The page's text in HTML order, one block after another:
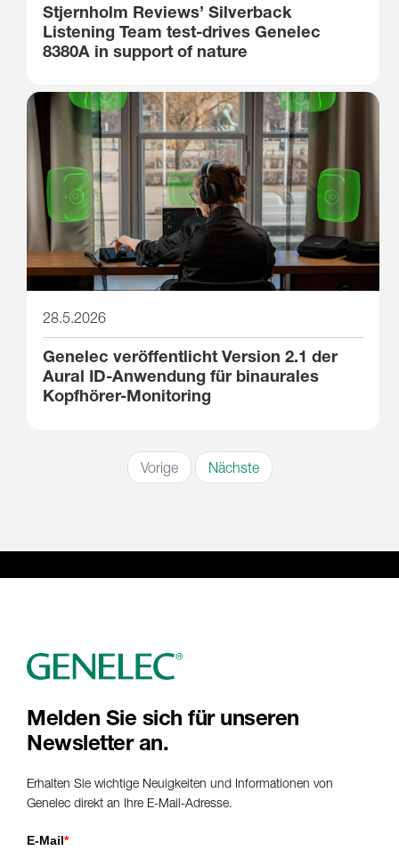
Stjernholm Reviews’ Silverback
Listening Team test-drives Genelec
8380A in support of nature
28.5.2026
Genelec veröffentlicht Version 2.1 der
Aural ID-Anwendung für binaurales
Kopfhörer-Monitoring
Vorige Nächste
Melden Sie sich für unseren
Newsletter an.
Erhalten Sie wichtige Neuigkeiten und Informationen von
Genelec direkt an Ihre E-Mail-Adresse.
E-Mail*